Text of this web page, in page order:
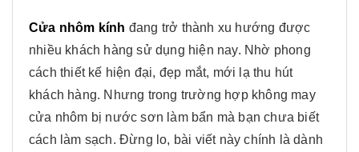
Cửa nhôm kính đang trở thành xu hướng được
nhiều khách hàng sử dụng hiện nay. Nhờ phong
cách thiết kế hiện đại, đẹp mắt, mới lạ thu hút
khách hàng. Nhưng trong trường hợp không may
cửa nhôm bị nước sơn làm bẩn mà bạn chưa biết
cách làm sạch. Đừng lo, bài viết này chính là dành